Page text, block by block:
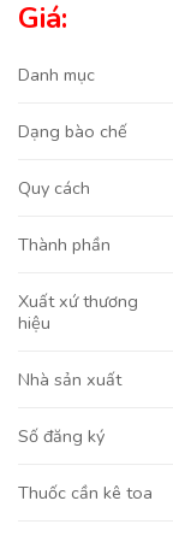
Giá:
Danh mục
Dạng bào chế
Quy cách
Thành phần
Xuất xứ thương
hiệu
Nhà sản xuất
Số đăng ký
Thuốc cần kê toa